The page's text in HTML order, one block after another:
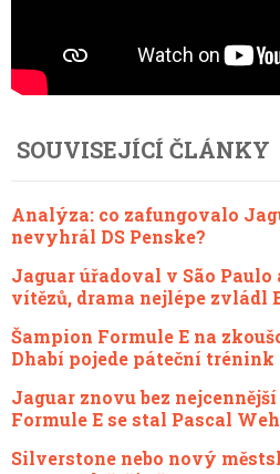
SOUVISEJÍCÍ ČLÁNKY
Analýza: co zafungovalo
nevyhrál DS Penske?
Jaguar úřadoval v São Paulo
vítězů, drama nejlépe zvládl
Šampion Formule E na
Dhabí pojede páteční trénink
Jaguar znovu bez
Formule E se stal Pascal
Silverstone nebo nový